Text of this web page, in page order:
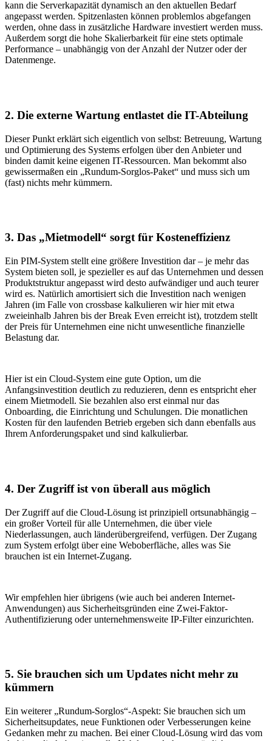
kann die Serverkapazität dynamisch an den aktuellen Bedarf
angepasst werden. Spitzenlasten können problemlos abgefangen
werden, ohne dass in zusätzliche Hardware investiert werden muss.
Außerdem sorgt die hohe Skalierbarkeit für eine stets optimale
Performance – unabhängig von der Anzahl der Nutzer oder der
Datenmenge.
2. Die externe Wartung entlastet die IT-Abteilung
Dieser Punkt erklärt sich eigentlich von selbst: Betreuung, Wartung
und Optimierung des Systems erfolgen über den Anbieter und
binden damit keine eigenen IT-Ressourcen. Man bekommt also
gewissermaßen ein „Rundum-Sorglos-Paket“ und muss sich um
(fast) nichts mehr kümmern.
3. Das „Mietmodell“ sorgt für Kosteneffizienz
Ein PIM-System stellt eine größere Investition dar – je mehr das
System bieten soll, je spezieller es auf das Unternehmen und dessen
Produktstruktur angepasst wird desto aufwändiger und auch teurer
wird es. Natürlich amortisiert sich die Investition nach wenigen
Jahren (im Falle von crossbase kalkulieren wir hier mit etwa
zweieinhalb Jahren bis der Break Even erreicht ist), trotzdem stellt
der Preis für Unternehmen eine nicht unwesentliche finanzielle
Belastung dar.
Hier ist ein Cloud-System eine gute Option, um die
Anfangsinvestition deutlich zu reduzieren, denn es entspricht eher
einem Mietmodell. Sie bezahlen also erst einmal nur das
Onboarding, die Einrichtung und Schulungen. Die monatlichen
Kosten für den laufenden Betrieb ergeben sich dann ebenfalls aus
Ihrem Anforderungspaket und sind kalkulierbar.
4. Der Zugriff ist von überall aus möglich
Der Zugriff auf die Cloud-Lösung ist prinzipiell ortsunabhängig –
ein großer Vorteil für alle Unternehmen, die über viele
Niederlassungen, auch länderübergreifend, verfügen. Der Zugang
zum System erfolgt über eine Weboberfläche, alles was Sie
brauchen ist ein Internet-Zugang.
Wir empfehlen hier übrigens (wie auch bei anderen Internet-
Anwendungen) aus Sicherheitsgründen eine Zwei-Faktor-
Authentifizierung oder unternehmensweite IP-Filter einzurichten.
5. Sie brauchen sich um Updates nicht mehr zu
kümmern
Ein weiterer „Rundum-Sorglos“-Aspekt: Sie brauchen sich um
Sicherheitsupdates, neue Funktionen oder Verbesserungen keine
Gedanken mehr zu machen. Bei einer Cloud-Lösung wird das vom